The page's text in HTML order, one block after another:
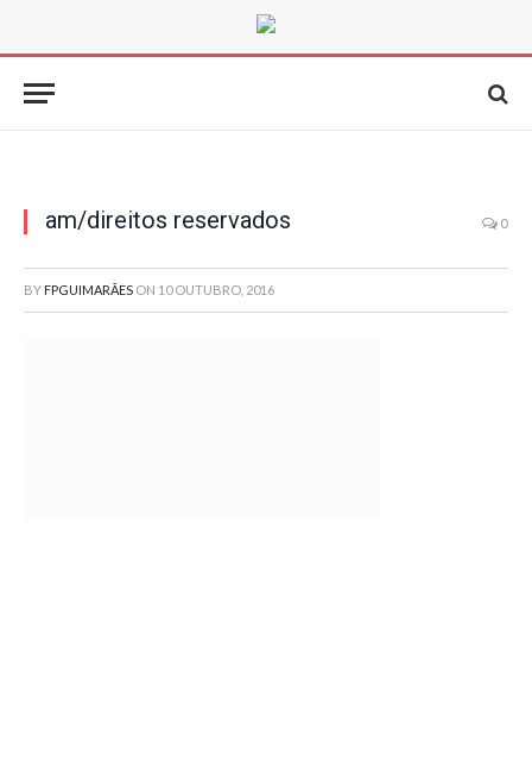
am/direitos reservados 0
BY FPGUIMARÃES ON 10 OUTUBRO, 2016